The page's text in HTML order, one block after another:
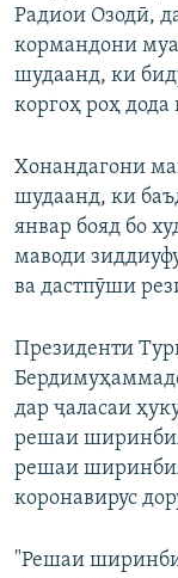
Радиои Озодӣ,
кормандони
шудаанд, ки
коргоҳ роҳ
Хонандагони
шудаанд, ки
январ бояд бо
маводи
ва дастпӯши
Президенти
дар ҷаласаи
решаи ширинбия
решаи
коронавирус
"Решаи